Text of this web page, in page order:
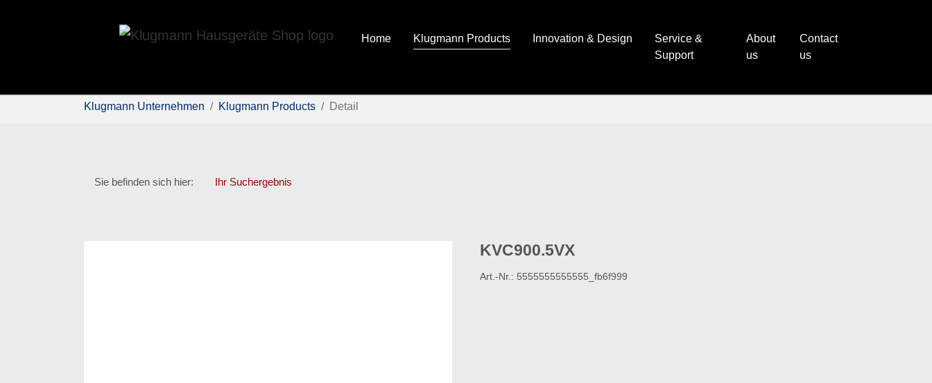
Skip to main content
Home Klugmann Products Innovation & Design
Service &
Support
About
us
Contact
us
You are here:
Klugmann Unternehmen Klugmann Products Detail
Sie befinden sich hier: Ihr Suchergebnis
KVC900.5VX
Art.-Nr.: 5555555555555_fb6f999